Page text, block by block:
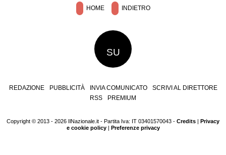
HOME INDIETRO
SU
REDAZIONE PUBBLICITÀ INVIA COMUNICATO
SCRIVI AL DIRETTORE
RSS
PREMIUM
Copyright © 2013 - 2026 IlNazionale.it - Partita Iva: IT 03401570043 - Credits | Privacy
e cookie policy| Preferenze privacy